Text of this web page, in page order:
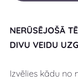
NERŪSĒJOŠĀ
DIVU VEIDU
Izvēlies kādu no